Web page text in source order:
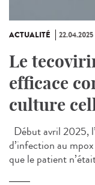
ACTUALITÉ 22.04.2025
Le
efficace
culture
Début avril 2025,
d’infection au
que le patient